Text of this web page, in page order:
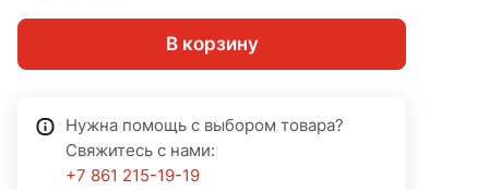
В корзину
Нужна помощь с выбором товара?
Свяжитесь с нами:
+7 861 215-19-19